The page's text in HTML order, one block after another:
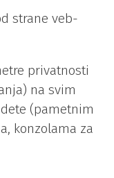
strane veb-
privatnosti
na svim
(pametnim
konzolama za